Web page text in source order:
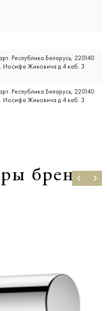
Республика Беларусь, 220140
Иосифа Жиновича д 4 каб. 3
Республика Беларусь, 220140
Иосифа Жиновича д 4 каб. 3
бренда